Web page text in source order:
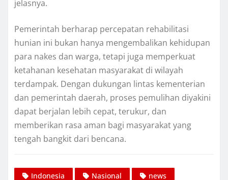
jelasnya.
Pemerintah berharap percepatan rehabilitasi
hunian ini bukan hanya mengembalikan kehidupan
para nakes dan warga, tetapi juga memperkuat
ketahanan kesehatan masyarakat di wilayah
terdampak. Dengan dukungan lintas kementerian
dan pemerintah daerah, proses pemulihan diyakini
dapat berjalan lebih cepat, terukur, dan
memberikan rasa aman bagi masyarakat yang
tengah bangkit dari bencana.
Indonesia Nasional
news